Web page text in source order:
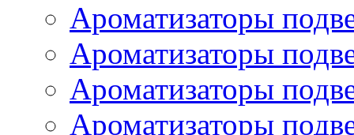
Ароматизаторы
Ароматизаторы
Ароматизаторы
Ароматизаторы